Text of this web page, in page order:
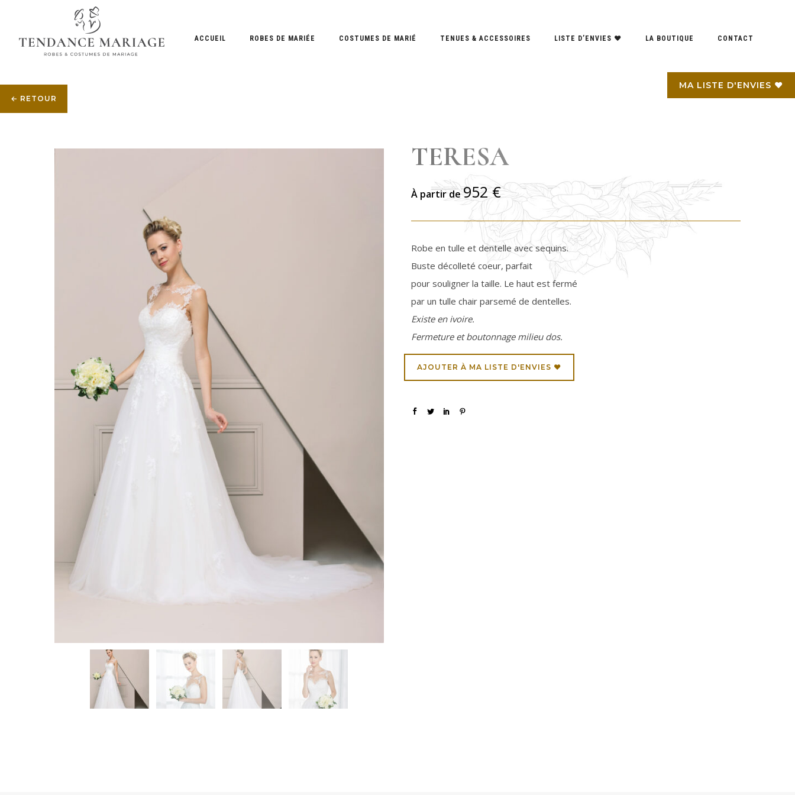
MA LISTE D'ENVIES ♥
ACCUEIL ROBES DE MARIÉE COSTUMES DE MARIÉ TENUES & ACCESSOIRES LISTE D’ENVIES ♥ LA BOUTIQUE CONTACT
← RETOUR
TERESA
À partir de952€
Robe en tulle et dentelle avec sequins.
Buste décolleté coeur, parfait
pour souligner la taille. Le haut est fermé
par un tulle chair parsemé de dentelles.
Existe en ivoire.
Fermeture et boutonnage milieu dos.
AJOUTER À MA LISTE D'ENVIES ♥